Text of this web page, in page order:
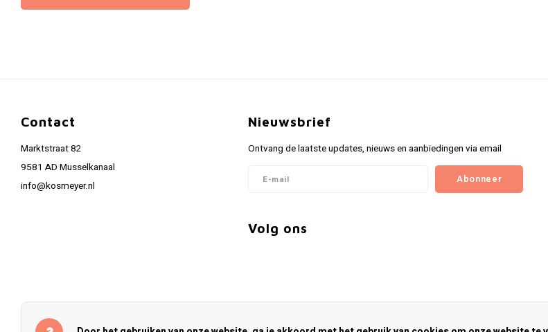
Contact
Marktstraat 82
9581 AD Musselkanaal
info@kosmeyer.nl
Nieuwsbrief
Ontvang de laatste updates, nieuws en aanbiedingen via email
Abonneer
Volg ons